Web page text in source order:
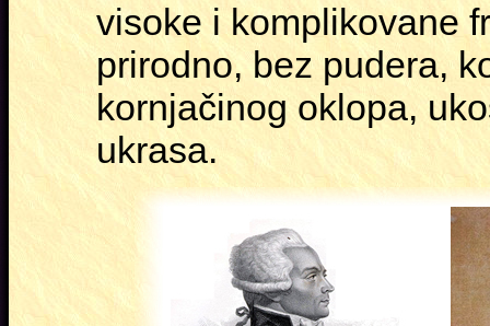
visoke i komplikovane
prirodno, bez pudera,
kornjačinog oklopa,
ukrasa.